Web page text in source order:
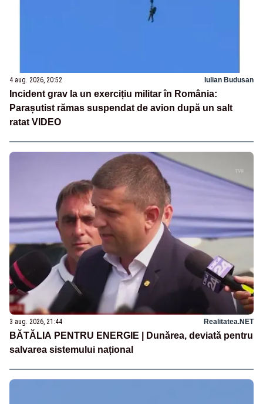
4 aug. 2026, 20:52 Iulian Budusan
Incident grav la un exercițiu militar în România:
Parașutist rămas suspendat de avion după un salt
ratat VIDEO
3 aug. 2026, 21:44 Realitatea.NET
BĂTĂLIA PENTRU ENERGIE | Dunărea, deviată pentru
salvarea sistemului național